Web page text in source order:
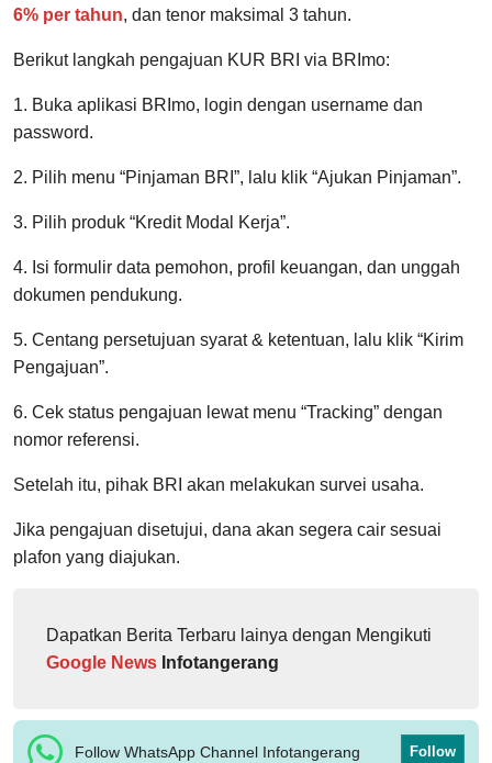
6% per tahun, dan tenor maksimal 3 tahun.
Berikut langkah pengajuan KUR BRI via BRImo:
1. Buka aplikasi BRImo, login dengan username dan
password.
2. Pilih menu “Pinjaman BRI”, lalu klik “Ajukan Pinjaman”.
3. Pilih produk “Kredit Modal Kerja”.
4. Isi formulir data pemohon, profil keuangan, dan unggah
dokumen pendukung.
5. Centang persetujuan syarat & ketentuan, lalu klik “Kirim
Pengajuan”.
6. Cek status pengajuan lewat menu “Tracking” dengan
nomor referensi.
Setelah itu, pihak BRI akan melakukan survei usaha.
Jika pengajuan disetujui, dana akan segera cair sesuai
plafon yang diajukan.
Dapatkan Berita Terbaru lainya dengan Mengikuti
Google News Infotangerang
Follow WhatsApp Channel Infotangerang Follow